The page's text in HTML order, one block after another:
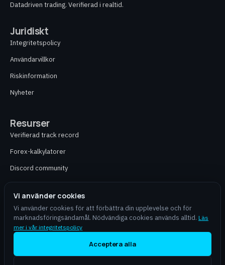
Vi använder cookies
Vi använder cookies för att förbättra din upplevelse och för
marknadsföringsändamål. Nödvändiga cookies används alltid. Läs
mer i vår integritetspolicy
Acceptera alla
Datadriven trading. Verifierad i realtid.
Juridiskt
Integritetspolicy
Användarvillkor
Riskinformation
Nyheter
Resurser
Verifierad track record
Forex-kalkylatorer
Discord community
Kontakt
aiforex.online är en självständig partner och erbjuder inte finansiell rådgivning,
portföljförvaltning eller mäklartjänster. Trading med CFD och valutor innebär hög
risk för förlust av kapital och passar inte alla investerare. Tidigare resultat